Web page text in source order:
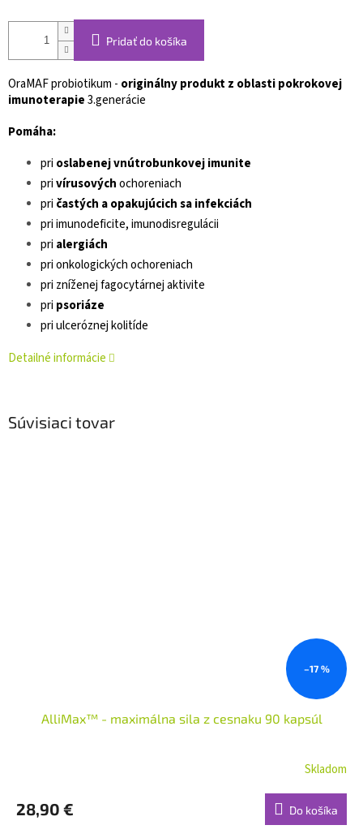
Pridať do košíka
OraMAF probiotikum - originálny produkt z oblasti pokrokovej
imunoterapie3.generácie
Pomáha:
pri oslabenej vnútrobunkovej imunite
privírusovýchochoreniach
pri častých a opakujúcich sa infekciách
pri imunodeficite, imunodisregulácii
pri alergiách
pri onkologických ochoreniach
pri zníženej fagocytárnej aktivite
pri psoriáze
pri ulceróznej kolitíde
Detailné informácie
Súvisiaci tovar
–17 %
AlliMax™ - maximálna sila z cesnaku 90 kapsúl
Skladom
28,90 € Do košíka